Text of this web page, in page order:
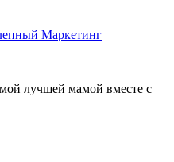
Маркетинг
лучшей мамой вместе с